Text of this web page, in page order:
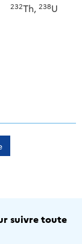
232Th, 238U
suivre toute